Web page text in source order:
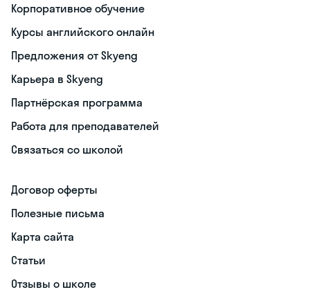
Корпоративное обучение
Курсы английского онлайн
Предложения от Skyeng
Карьера в Skyeng
Партнёрская программа
Работа для преподавателей
Связаться со школой
Договор оферты
Полезные письма
Карта сайта
Статьи
Отзывы о школе